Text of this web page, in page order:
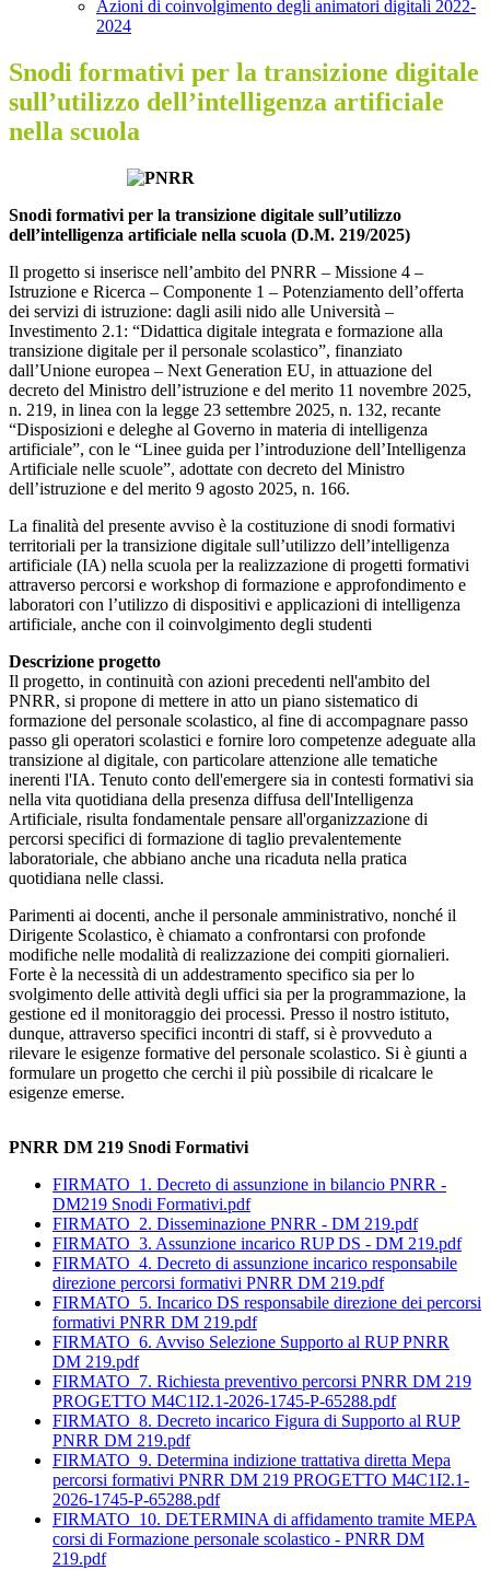
Azioni di coinvolgimento degli animatori digitali 2022-
2024
Snodi formativi per la transizione digitale
sull’utilizzo dell’intelligenza artificiale
nella scuola
Snodi formativi per la transizione digitale sull’utilizzo
dell’intelligenza artificiale nella scuola (D.M. 219/2025)
Il progetto si inserisce nell’ambito del PNRR – Missione 4 –
Istruzione e Ricerca – Componente 1 – Potenziamento dell’offerta
dei servizi di istruzione: dagli asili nido alle Università –
Investimento 2.1: “Didattica digitale integrata e formazione alla
transizione digitale per il personale scolastico”, finanziato
dall’Unione europea – Next Generation EU, in attuazione del
decreto del Ministro dell’istruzione e del merito 11 novembre 2025,
n. 219, in linea con la legge 23 settembre 2025, n. 132, recante
“Disposizioni e deleghe al Governo in materia di intelligenza
artificiale”, con le “Linee guida per l’introduzione dell’Intelligenza
Artificiale nelle scuole”, adottate con decreto del Ministro
dell’istruzione e del merito 9 agosto 2025, n. 166.
La finalità del presente avviso è la costituzione di snodi formativi
territoriali per la transizione digitale sull’utilizzo dell’intelligenza
artificiale (IA) nella scuola per la realizzazione di progetti formativi
attraverso percorsi e workshop di formazione e approfondimento e
laboratori con l’utilizzo di dispositivi e applicazioni di intelligenza
artificiale, anche con il coinvolgimento degli studenti
Descrizione progetto
Il progetto, in continuità con azioni precedenti nell'ambito del
PNRR, si propone di mettere in atto un piano sistematico di
formazione del personale scolastico, al fine di accompagnare passo
passo gli operatori scolastici e fornire loro competenze adeguate alla
transizione al digitale, con particolare attenzione alle tematiche
inerenti l'IA. Tenuto conto dell'emergere sia in contesti formativi sia
nella vita quotidiana della presenza diffusa dell'Intelligenza
Artificiale, risulta fondamentale pensare all'organizzazione di
percorsi specifici di formazione di taglio prevalentemente
laboratoriale, che abbiano anche una ricaduta nella pratica
quotidiana nelle classi.
Parimenti ai docenti, anche il personale amministrativo, nonché il
Dirigente Scolastico, è chiamato a confrontarsi con profonde
modifiche nelle modalità di realizzazione dei compiti giornalieri.
Forte è la necessità di un addestramento specifico sia per lo
svolgimento delle attività degli uffici sia per la programmazione, la
gestione ed il monitoraggio dei processi. Presso il nostro istituto,
dunque, attraverso specifici incontri di staff, si è provveduto a
rilevare le esigenze formative del personale scolastico. Si è giunti a
formulare un progetto che cerchi il più possibile di ricalcare le
esigenze emerse.
PNRR DM 219 Snodi Formativi
FIRMATO_1. Decreto di assunzione in bilancio PNRR -
DM219 Snodi Formativi.pdf
FIRMATO_2. Disseminazione PNRR - DM 219.pdf
FIRMATO_3. Assunzione incarico RUP DS - DM 219.pdf
FIRMATO_4. Decreto di assunzione incarico responsabile
direzione percorsi formativi PNRR DM 219.pdf
FIRMATO_5. Incarico DS responsabile direzione dei percorsi
formativi PNRR DM 219.pdf
FIRMATO_6. Avviso Selezione Supporto al RUP PNRR
DM 219.pdf
FIRMATO_7. Richiesta preventivo percorsi PNRR DM 219
PROGETTO M4C1I2.1-2026-1745-P-65288.pdf
FIRMATO_8. Decreto incarico Figura di Supporto al RUP
PNRR DM 219.pdf
FIRMATO_9. Determina indizione trattativa diretta Mepa
percorsi formativi PNRR DM 219 PROGETTO M4C1I2.1-
2026-1745-P-65288.pdf
FIRMATO_10. DETERMINA di affidamento tramite MEPA
corsi di Formazione personale scolastico - PNRR DM
219.pdf